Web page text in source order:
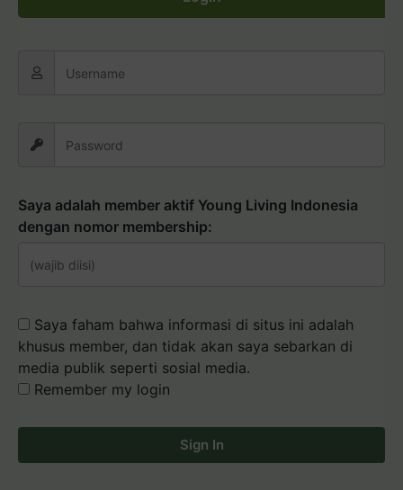
Saya adalah member aktif Young Living Indonesia
dengan nomor membership:
Saya faham bahwa informasi di situs ini adalah
khusus member, dan tidak akan saya sebarkan di
media publik seperti sosial media.
Remember my login
Sign In